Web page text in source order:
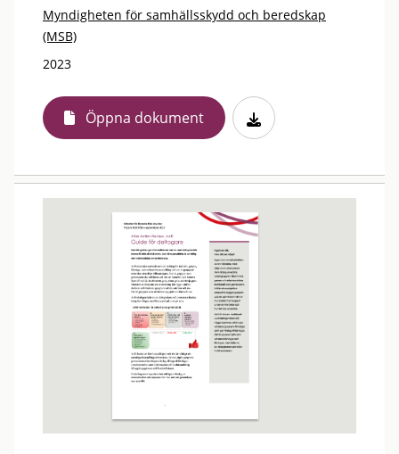
Myndigheten för samhällsskydd och beredskap
(MSB)
2023
Öppna dokument